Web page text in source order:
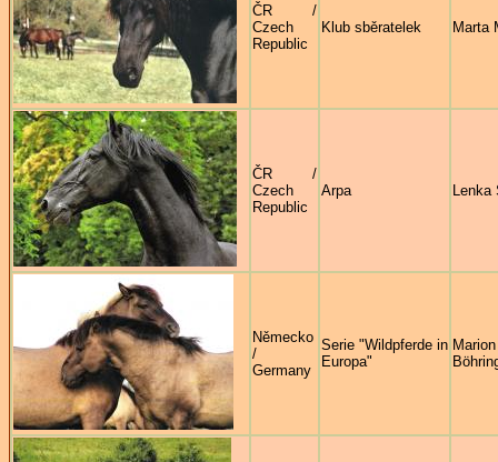
ČR /
Czech
Republic
Klub sběratelek Marta
ČR /
Czech
Republic
Arpa Lenka
Německo
/
Germany
Serie "Wildpferde in
Europa"
Marion